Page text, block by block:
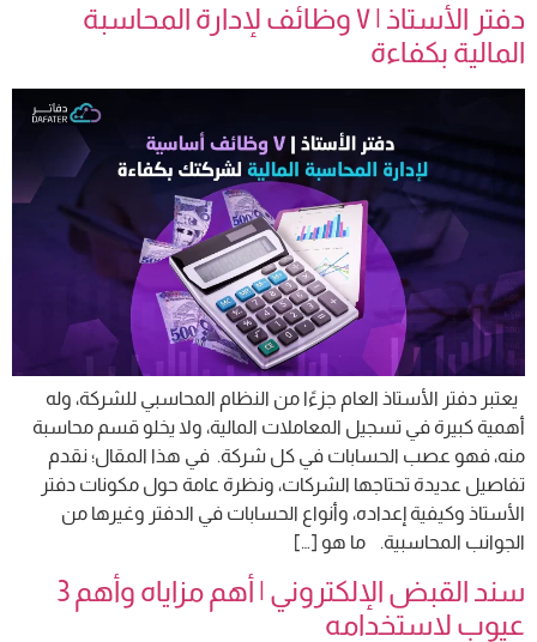
دفتر الأستاذ | ٧ وظائف لإدارة المحاسبة
المالية بكفاءة
يعتبر دفتر الأستاذ العام جزءًا من النظام المحاسبي للشركة، وله
أهمية كبيرة في تسجيل المعاملات المالية، ولا يخلو قسم محاسبة
منه، فهو عصب الحسابات في كل شركة. في هذا المقال؛ نقدم
تفاصيل عديدة تحتاجها الشركات، ونظرة عامة حول مكونات دفتر
الأستاذ وكيفية إعداده، وأنواع الحسابات في الدفتر وغيرها من
الجوانب المحاسبية. ما هو […]
سند القبض الإلكتروني | أهم مزاياه وأهم 3
عيوب لاستخدامه